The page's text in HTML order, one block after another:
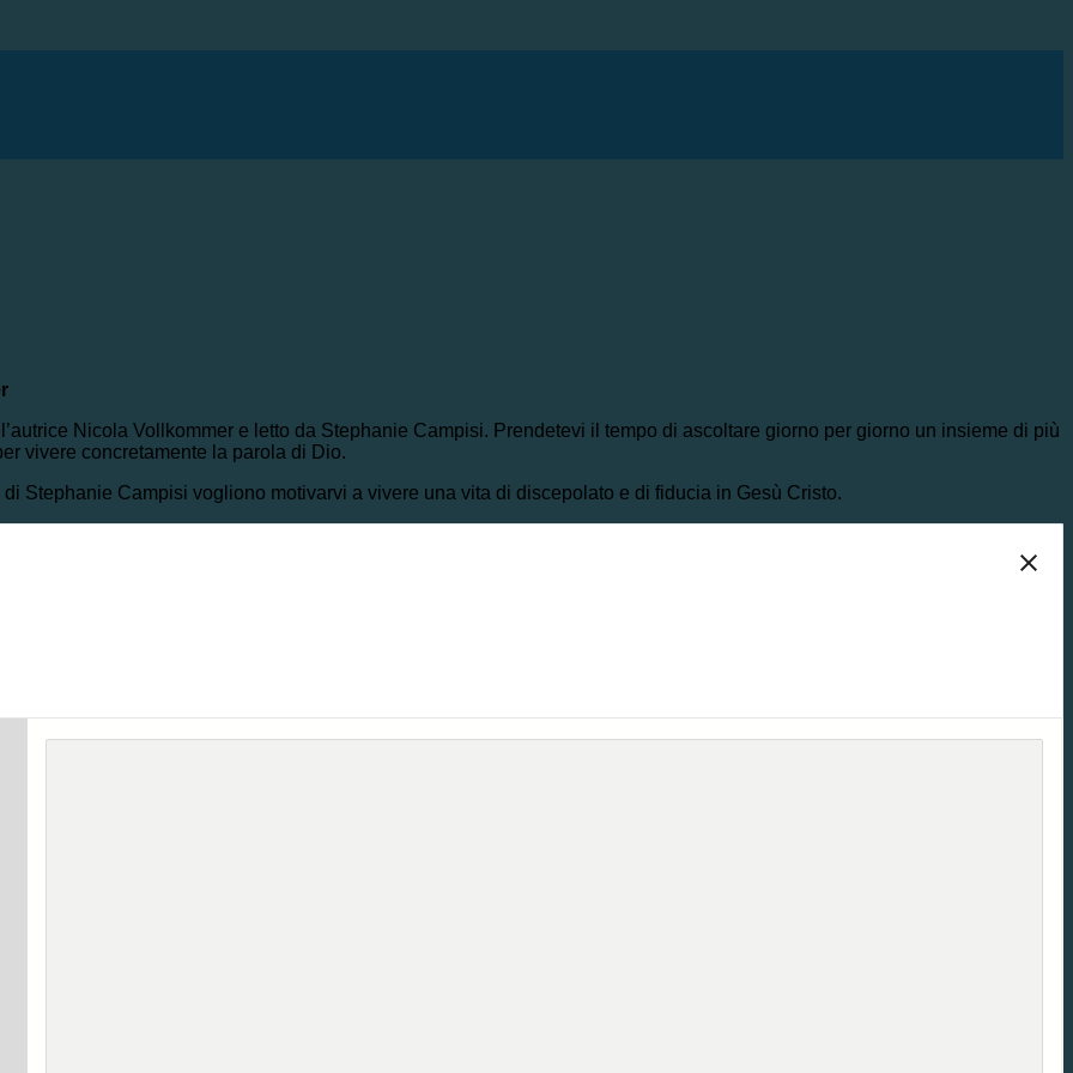
Nicola Vollkommer e letto da Stephanie Campisi. Prendetevi il tempo di ascoltare giorno per giorno un insieme di più
vivere concretamente la parola di Dio.
Stephanie Campisi vogliono motivarvi a vivere una vita di discepolato e di fiducia in Gesù Cristo.